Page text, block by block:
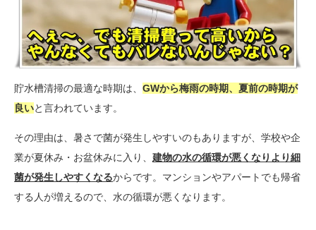
貯水槽清掃の最適な時期は、 GWから梅雨の時期、夏前の時期が
良いと言われています。
その理由は、暑さで菌が発生しやすいのもありますが、学校や企
業が夏休み・お盆休みに入り、 建物の水の循環が悪くなりより細
菌が発生しやすくなるからです。マンションやアパートでも帰省
する人が増えるので、水の循環が悪くなります。